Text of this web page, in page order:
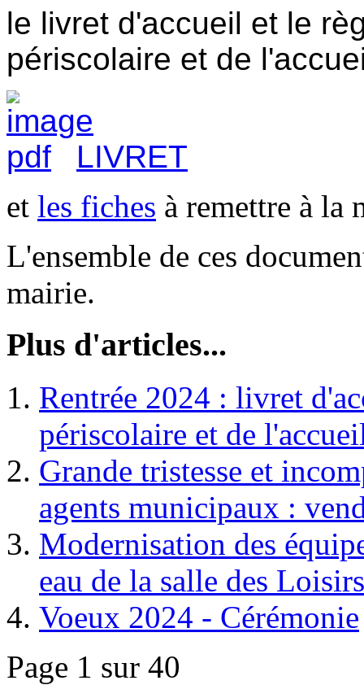
le livret d'accueil et le
périscolaire et de
LIVRET
et les fiches à remettre à la
L'ensemble de ces
mairie.
Plus d'articles...
Rentrée 2024 : livret
périscolaire et de
Grande tristesse et
agents municipaux :
Modernisation des
eau de la salle des
Voeux 2024 - Cérémonie
Page 1 sur 40